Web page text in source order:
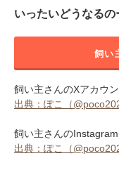
いったいどうなるの
飼い
飼い主さんのXアカウ
出典：ぽこ（
飼い主さんの
出典：ぽこ（